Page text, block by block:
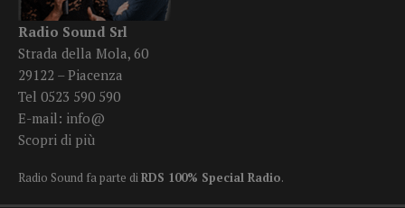
Radio Sound Srl
Strada della Mola, 60
29122 – Piacenza
Tel 0523 590 590
E-mail: info@
Scopri di più
Radio Sound fa parte diRDS 100% Special Radio.